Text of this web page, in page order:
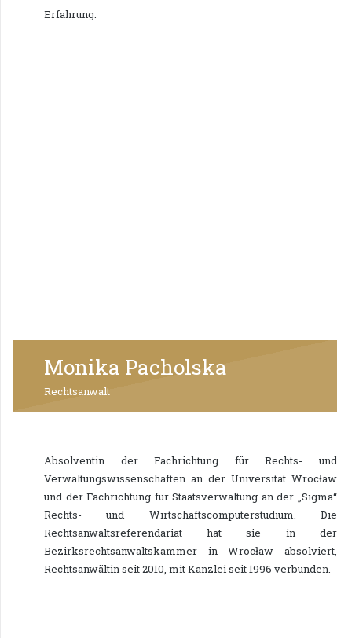
Erfahrung.
Monika Pacholska
Rechtsanwalt
Absolventin der Fachrichtung für Rechts- und
Verwaltungswissenschaften an der Universität Wrocław
und der Fachrichtung für Staatsverwaltung an der „Sigma“
Rechts- und Wirtschaftscomputerstudium. Die
Rechtsanwaltsreferendariat hat sie in der
Bezirksrechtsanwaltskammer in Wrocław absolviert,
Rechtsanwältin seit 2010, mit Kanzlei seit 1996 verbunden.